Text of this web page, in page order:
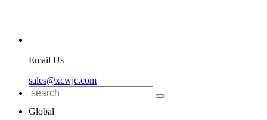
Email Us
sales@xcwjc.com
Global